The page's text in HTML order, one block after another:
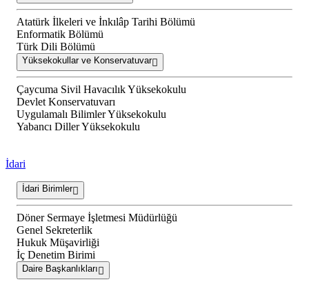
Atatürk İlkeleri ve İnkılâp Tarihi Bölümü
Enformatik Bölümü
Türk Dili Bölümü
Yüksekokullar ve Konservatuvar
Çaycuma Sivil Havacılık Yüksekokulu
Devlet Konservatuvarı
Uygulamalı Bilimler Yüksekokulu
Yabancı Diller Yüksekokulu
İdari
İdari Birimler
Döner Sermaye İşletmesi Müdürlüğü
Genel Sekreterlik
Hukuk Müşavirliği
İç Denetim Birimi
Daire Başkanlıkları